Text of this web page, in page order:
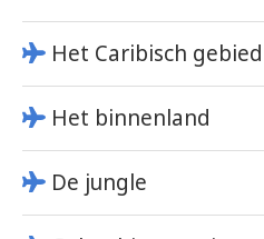
Het Caribisch gebied
Het binnenland
De jungle